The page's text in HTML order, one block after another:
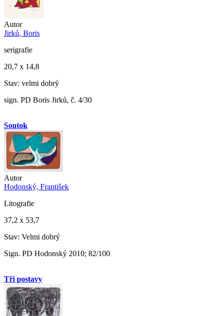
Autor
Jirků, Boris
serigrafie
20,7 x 14,8
Stav: velmi dobrý
sign. PD Boris Jirků, č. 4/30
Soutok
Autor
Hodonský, František
Litografie
37,2 x 53,7
Stav: Velmi dobrý
Sign. PD Hodonský 2010; 82/100
Tři postavy